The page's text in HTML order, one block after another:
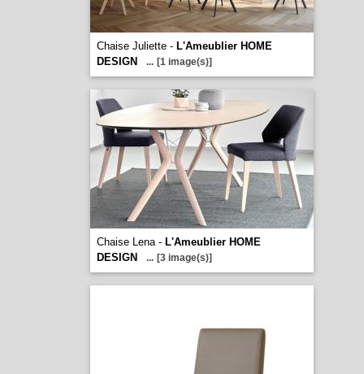
Chaise Juliette - L'Ameublier HOME
DESIGN
... [1 image(s)]
Chaise Lena - L'Ameublier HOME
DESIGN
... [3 image(s)]